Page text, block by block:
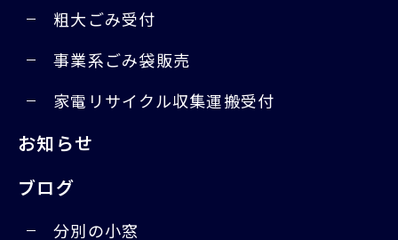
粗大ごみ受付
事業系ごみ袋販売
家電リサイクル収集運搬受付
お知らせ
ブログ
分別の小窓